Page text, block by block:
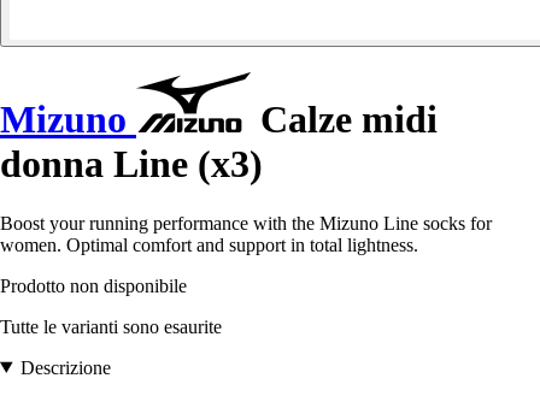
Mizuno
Calze midi
donna Line (x3)
Boost your running performance with the Mizuno Line socks for
women. Optimal comfort and support in total lightness.
Prodotto non disponibile
Tutte le varianti sono esaurite
Descrizione